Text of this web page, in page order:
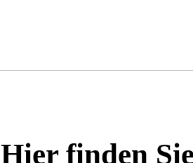
Hier finden